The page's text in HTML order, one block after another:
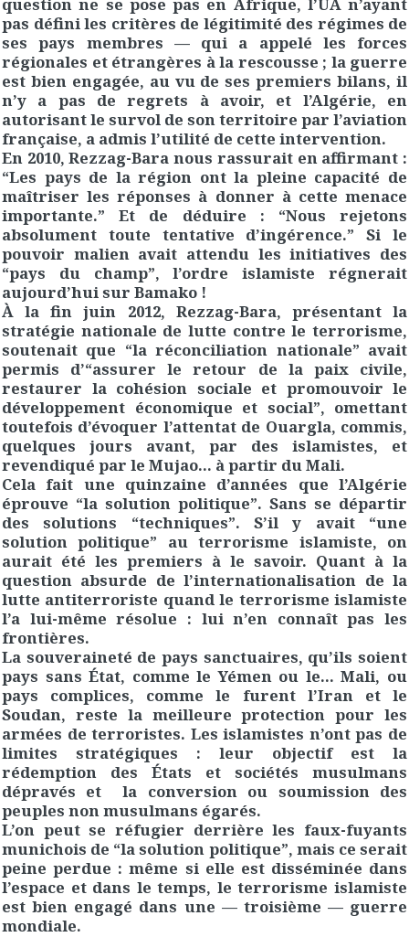
pas défini les critères de légitimité des régimes de
ses pays membres — qui a appelé les forces
régionales et étrangères à la rescousse ; la guerre
est bien engagée, au vu de ses premiers bilans, il
n’y a pas de regrets à avoir, et l’Algérie, en
autorisant le survol de son territoire par l’aviation
française, a admis l’utilité de cette intervention.
En 2010, Rezzag-Bara nous rassurait en affirmant :
“Les pays de la région ont la pleine capacité de
maîtriser les réponses à donner à cette menace
importante.” Et de déduire : “Nous rejetons
absolument toute tentative d’ingérence.” Si le
pouvoir malien avait attendu les initiatives des
“pays du champ”, l’ordre islamiste régnerait
aujourd’hui sur Bamako !
À la fin juin 2012, Rezzag-Bara, présentant la
stratégie nationale de lutte contre le terrorisme,
soutenait que “la réconciliation nationale” avait
permis d’“assurer le retour de la paix civile,
restaurer la cohésion sociale et promouvoir le
développement économique et social”, omettant
toutefois d’évoquer l’attentat de Ouargla, commis,
quelques jours avant, par des islamistes, et
revendiqué par le Mujao… à partir du Mali.
Cela fait une quinzaine d’années que l’Algérie
éprouve “la solution politique”. Sans se départir
des solutions “techniques”. S’il y avait “une
solution politique” au terrorisme islamiste, on
aurait été les premiers à le savoir. Quant à la
question absurde de l’internationalisation de la
lutte antiterroriste quand le terrorisme islamiste
l’a lui-même résolue : lui n’en connaît pas les
frontières.
La souveraineté de pays sanctuaires, qu’ils soient
pays sans État, comme le Yémen ou le… Mali, ou
pays complices, comme le furent l’Iran et le
Soudan, reste la meilleure protection pour les
armées de terroristes. Les islamistes n’ont pas de
limites stratégiques : leur objectif est la
rédemption des États et sociétés musulmans
dépravés et la conversion ou soumission des
peuples non musulmans égarés.
L’on peut se réfugier derrière les faux-fuyants
munichois de “la solution politique”, mais ce serait
peine perdue : même si elle est disséminée dans
l’espace et dans le temps, le terrorisme islamiste
est bien engagé dans une — troisième — guerre
mondiale.